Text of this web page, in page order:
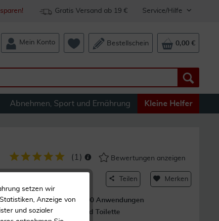
Service/Hilfe
Gratis Versand ab 19 €
Mein Konto Bestellschein 0,00 €
Abnehmen, Sport und Ernährung Kleine Helfer
( 1 ) Bewertungen anzeigen
Teilen Merken
Für über 400 Anwendungen
Für Bad und Toilette
setzen wir
Anzeige von
und sozialer